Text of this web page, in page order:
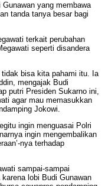
yang membawa
tanda tanya besar bagi
terkait perubahan
seperti disandera
bisa kita pahami itu. Ia
mengajak Budi
putri Presiden Sukarno ini,
agar mau memasukkan
Jokowi.
ingin menguasai Polri
ingin mengembalikan
nya terhadap
sampai-sampai
lobi Budi Gunawan